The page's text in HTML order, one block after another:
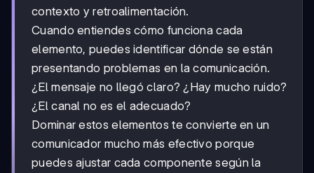
contexto y retroalimentación.
Cuando entiendes cómo funciona cada
elemento, puedes identificar dónde se están
presentando problemas en la comunicación.
¿El mensaje no llegó claro? ¿Hay mucho ruido?
¿El canal no es el adecuado?
Dominar estos elementos te convierte en un
comunicador mucho más efectivo porque
puedes ajustar cada componente según la